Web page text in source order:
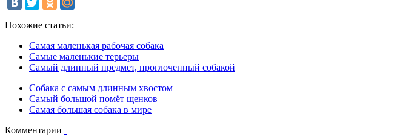
Похожие статьи:
Самая маленькая рабочая собака
Самые маленькие терьеры
Самый длинный предмет, проглоченный собакой
Собака с самым длинным хвостом
Самый большой помёт щенков
Самая большая собака в мире
Комментарии